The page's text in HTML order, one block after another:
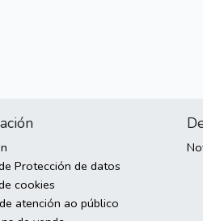
Protección de datos
cookies
atención ao público